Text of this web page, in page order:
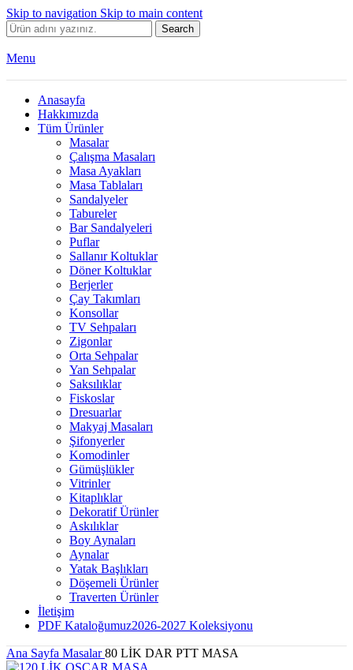
Skip to navigation Skip to main content
Search
Menu
Anasayfa
Hakkımızda
Tüm Ürünler
Masalar
Çalışma Masaları
Masa Ayakları
Masa Tablaları
Sandalyeler
Tabureler
Bar Sandalyeleri
Puflar
Sallanır Koltuklar
Döner Koltuklar
Berjerler
Çay Takımları
Konsollar
TV Sehpaları
Zigonlar
Orta Sehpalar
Yan Sehpalar
Saksılıklar
Fiskoslar
Dresuarlar
Makyaj Masaları
Şifonyerler
Komodinler
Gümüşlükler
Vitrinler
Kitaplıklar
Dekoratif Ürünler
Askılıklar
Boy Aynaları
Aynalar
Yatak Başlıkları
Döşemeli Ürünler
Traverten Ürünler
İletişim
PDF Kataloğumuz2026-2027 Koleksiyonu
Ana Sayfa Masalar80 LİK DAR PTT MASA